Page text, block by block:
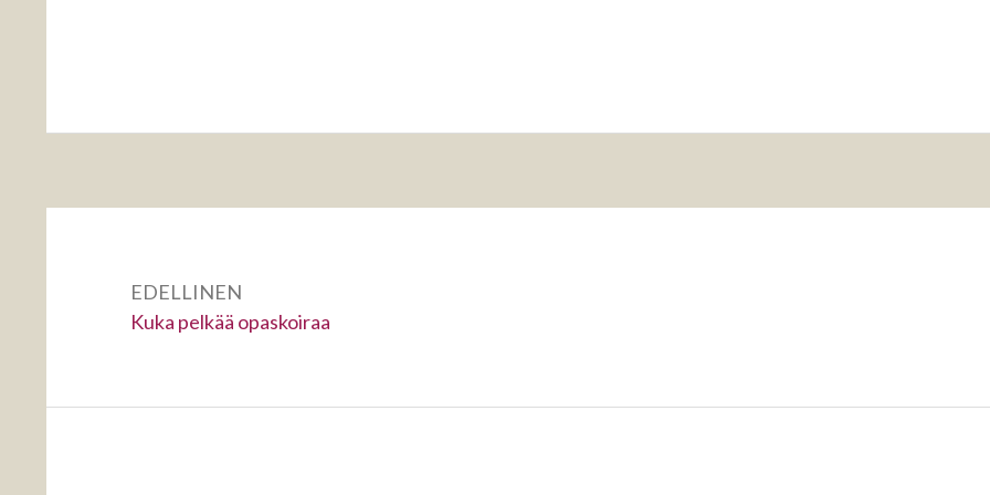
EDELLINEN
Edellinen:
Kuka pelkää opaskoiraa